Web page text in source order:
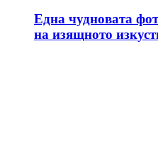
Една чудновата
на изящното